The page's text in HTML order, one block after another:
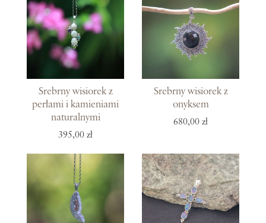
Srebrny wisiorek z
perłami i kamieniami
naturalnymi
395,00 zł
Srebrny wisiorek z
onyksem
680,00 zł